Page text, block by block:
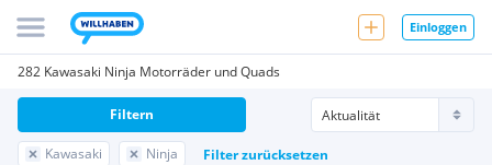
Einloggen
282 Kawasaki Ninja Motorräder und Quads
Kawasaki Ninja Filter zurücksetzen
Filtern